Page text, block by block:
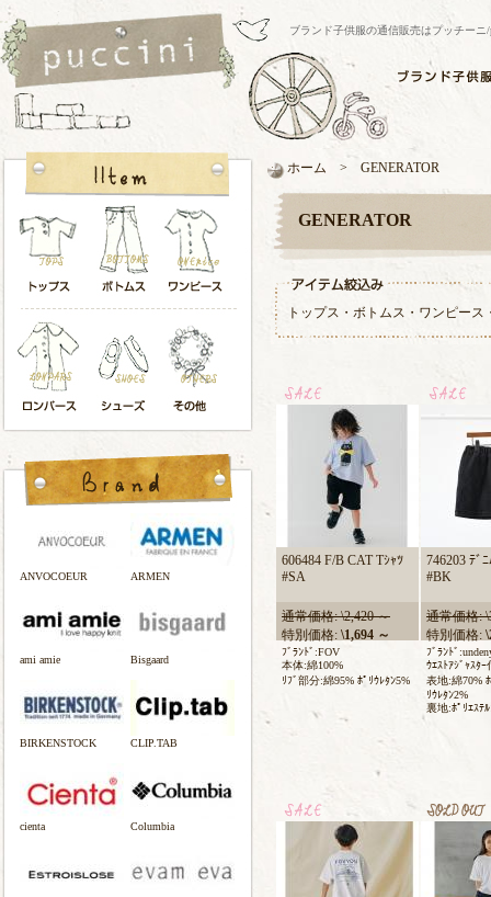
ブランド子供服の通信販売はプッチー
ANVOCOEUR ARMEN
ami amie Bisgaard
BIRKENSTOCK CLIP.TAB
cienta Columbia
ホーム > GENERATOR
GENERATOR
トップス ・ ボトムス ・ ワンピース
606484 F/B CAT Tｼｬﾂ
#SA
通常価格: \2,420 ～
特別価格: \1,694 ～
ﾌﾞﾗﾝﾄﾞ:FOV
本体:綿100%
ﾘﾌﾞ部分:綿95% ﾎﾟﾘｳﾚﾀﾝ5%
746203 ﾃﾞ
#BK
通常価格:
特別価格:
ﾌﾞﾗﾝﾄﾞ
ｳｴｽﾄｱｼﾞｬｽﾀｰ
表地:綿70%
ﾘｳﾚﾀﾝ2%
裏地:ﾎﾟﾘｴｽﾃ